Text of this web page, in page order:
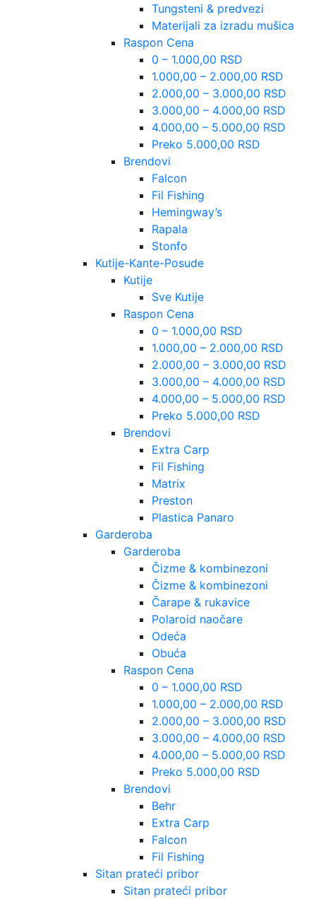
Tungsteni & predvezi
Materijali za izradu mušica
Raspon Cena
0 – 1.000,00 RSD
1.000,00 – 2.000,00 RSD
2.000,00 – 3.000,00 RSD
3.000,00 – 4.000,00 RSD
4.000,00 – 5.000,00 RSD
Preko 5.000,00 RSD
Brendovi
Falcon
Fil Fishing
Hemingway’s
Rapala
Stonfo
Kutije-Kante-Posude
Kutije
Sve Kutije
Raspon Cena
0 – 1.000,00 RSD
1.000,00 – 2.000,00 RSD
2.000,00 – 3.000,00 RSD
3.000,00 – 4.000,00 RSD
4.000,00 – 5.000,00 RSD
Preko 5.000,00 RSD
Brendovi
Extra Carp
Fil Fishing
Matrix
Preston
Plastica Panaro
Garderoba
Garderoba
Čizme & kombinezoni
Čizme & kombinezoni
Čarape & rukavice
Polaroid naočare
Odeća
Obuća
Raspon Cena
0 – 1.000,00 RSD
1.000,00 – 2.000,00 RSD
2.000,00 – 3.000,00 RSD
3.000,00 – 4.000,00 RSD
4.000,00 – 5.000,00 RSD
Preko 5.000,00 RSD
Brendovi
Behr
Extra Carp
Falcon
Fil Fishing
Sitan prateći pribor
Sitan prateći pribor